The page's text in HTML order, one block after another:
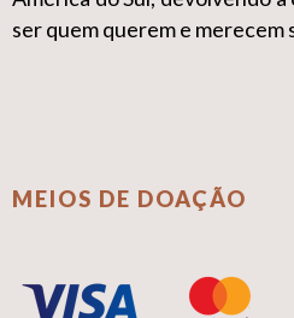
ser quem querem e merecem
MEIOS DE DOAÇÃO